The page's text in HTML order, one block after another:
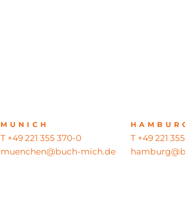
MUNICH
T +49 221 355 370-0
muenchen@buch-mich.de
T +49 221